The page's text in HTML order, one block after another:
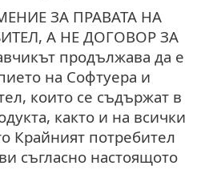
ЗА ПРАВАТА НА
А НЕ ДОГОВОР ЗА
продължава да е
на Софтуера и
които се съдържат в
както и на всички
Крайният потребител
съгласно настоящото